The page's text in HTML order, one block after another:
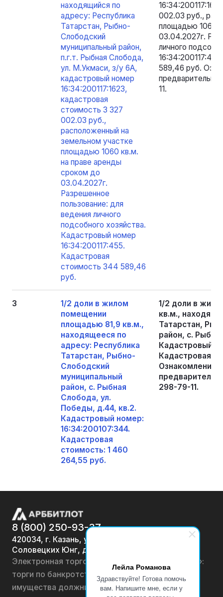
Лейла Романова
Здравствуйте! Готова помочь
вам. Напишите мне, если у
находящийся по
адресу: Республика
Татарстан, Рыбно-
Слободский
муниципальный район,
п.г.т. Рыбная Слобода,
ул. М.Укмаси, з/у 6А,
кадастровый номер
16:34:200117:1623,
кадастровая
стоимость 3 327
002.03 руб.,
расположенный на
земельном участке
площадью 1060 кв.м.
на праве аренды
сроком до
03.04.2027г.
Разрешенное
пользование: для
ведения личного
подсобного хозяйства.
Кадастровый номер
16:34:200117:455.
Кадастровая
стоимость 344 589,46
руб.
002.03 руб.,
площадью 1060
03.04.2027г.
личного
589,46 руб.
11.
3
1/2 доли в жилом
помещении
площадью 81,9 кв.м.,
находящееся по
адресу: Республика
Татарстан, Рыбно-
Слободский
муниципальный
район, с. Рыбная
Слобода, ул.
Победы, д.44, кв.2.
Кадастровый номер:
16:34:200107:344.
Кадастровая
стоимость: 1 460
264,55 руб.
1/2 доли в
кв.м.,
Татарстан,
район, с.
Кадастровый
Кадастровая
Ознакомление
298-79-11.
8 (800) 250-93-37
420034, г. Казань, ул.
Соловецких Юнг, д. 7
Электронная торговая площадка «АРББИТЛОТ»:
торги по банкротству, лоты по продаже
имущества должников физических лиц и